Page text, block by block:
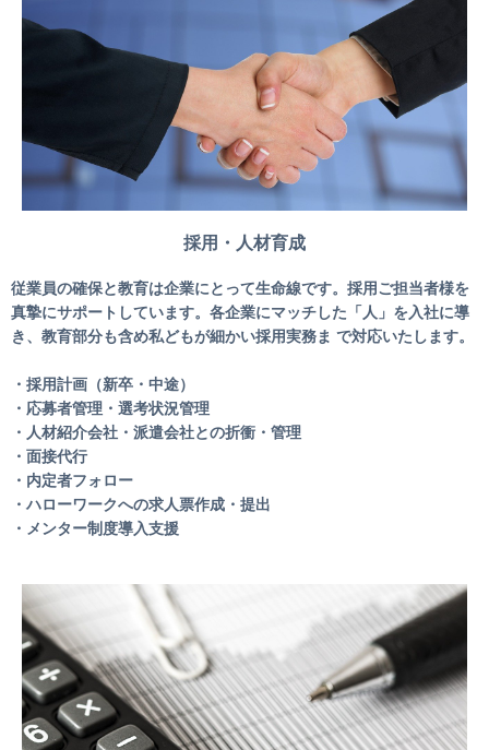
採用・人材育成
従業員の確保と教育は企業にとって生命線です。採用ご担当者様を
真摯にサポートしています。各企業にマッチした「人」を入社に導
き、教育部分も含め私どもが細かい採用実務ま で対応いたします。
・採用計画（新卒・中途）
・応募者管理・選考状況管理
・人材紹介会社・派遣会社との折衝・管理
・面接代行
・内定者フォロー
・ハローワークへの求人票作成・提出
・メンター制度導入支援